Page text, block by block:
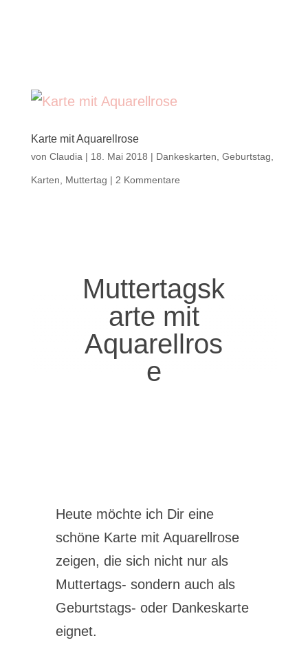
Karte mit Aquarellrose
von Claudia | 18. Mai 2018 | Dankeskarten Geburtstag
Karten Muttertag | 2 Kommentare
Muttertagsk
arte mit
Aquarellros
e
Heute möchte ich Dir eine
schöne Karte mit Aquarellrose
zeigen, die sich nicht nur als
Muttertags- sondern auch als
Geburtstags- oder Dankeskarte
eignet.